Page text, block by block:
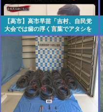
【高市】高市早苗「吉村、自民党
大会では歯の浮く言葉でアタシを
褒めちぎりなさい！」大阪維新吉
村「ハハ…」